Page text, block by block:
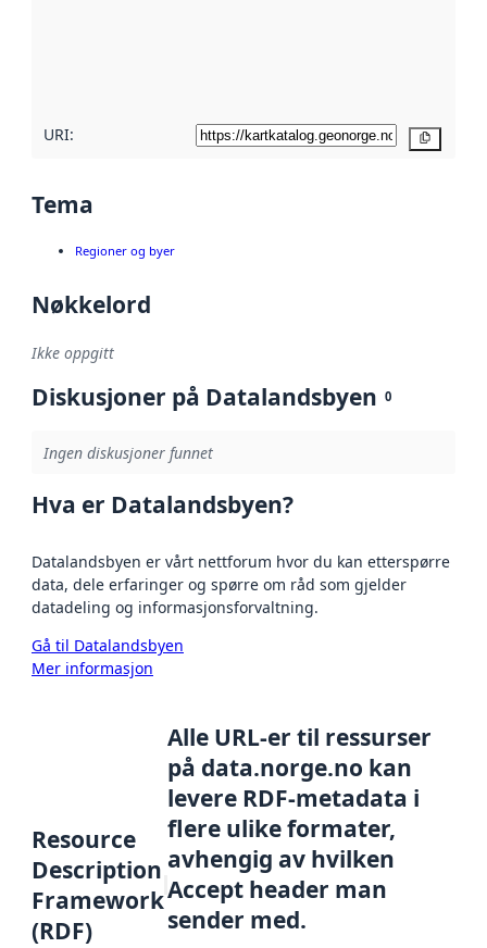
URI:
Tema
Regioner og byer
Nøkkelord
Ikke oppgitt
Diskusjoner på Datalandsbyen 0
Ingen diskusjoner funnet
Hva er Datalandsbyen?
Datalandsbyen er vårt nettforum hvor du kan etterspørre
data, dele erfaringer og spørre om råd som gjelder
datadeling og informasjonsforvaltning.
Gå til Datalandsbyen
Mer informasjon
Resource
Description
Framework
(RDF)
Alle URL-er til ressurser
på data.norge.no kan
levere RDF-metadata i
flere ulike formater,
avhengig av hvilken
Accept header man
sender med.